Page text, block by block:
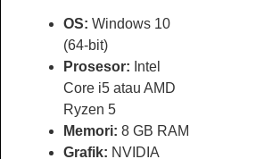
OS: Windows 10
(64-bit)
Prosesor: Intel
Core i5 atau AMD
Ryzen 5
Memori: 8 GB RAM
Grafik: NVIDIA